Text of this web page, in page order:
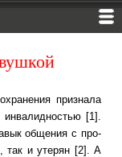
приз­на­ла
[1].
общения с про­
так и уте­рян [2]. А